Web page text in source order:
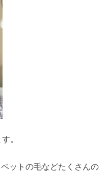
。
ットの毛などたくさんの